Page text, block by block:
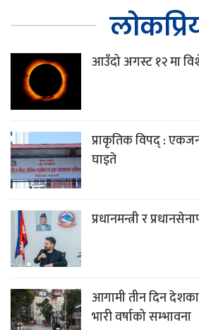
आउँदो अगस्ट १२ मा
प्राकृतिक विपद् :
घाइते
प्रधानमन्त्री र
आगामी तीन दिन देशका
भारी वर्षाको सम्भावना